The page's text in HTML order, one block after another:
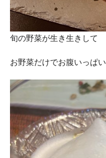
旬の野菜が生き生きして
お野菜だけでお腹いっぱい